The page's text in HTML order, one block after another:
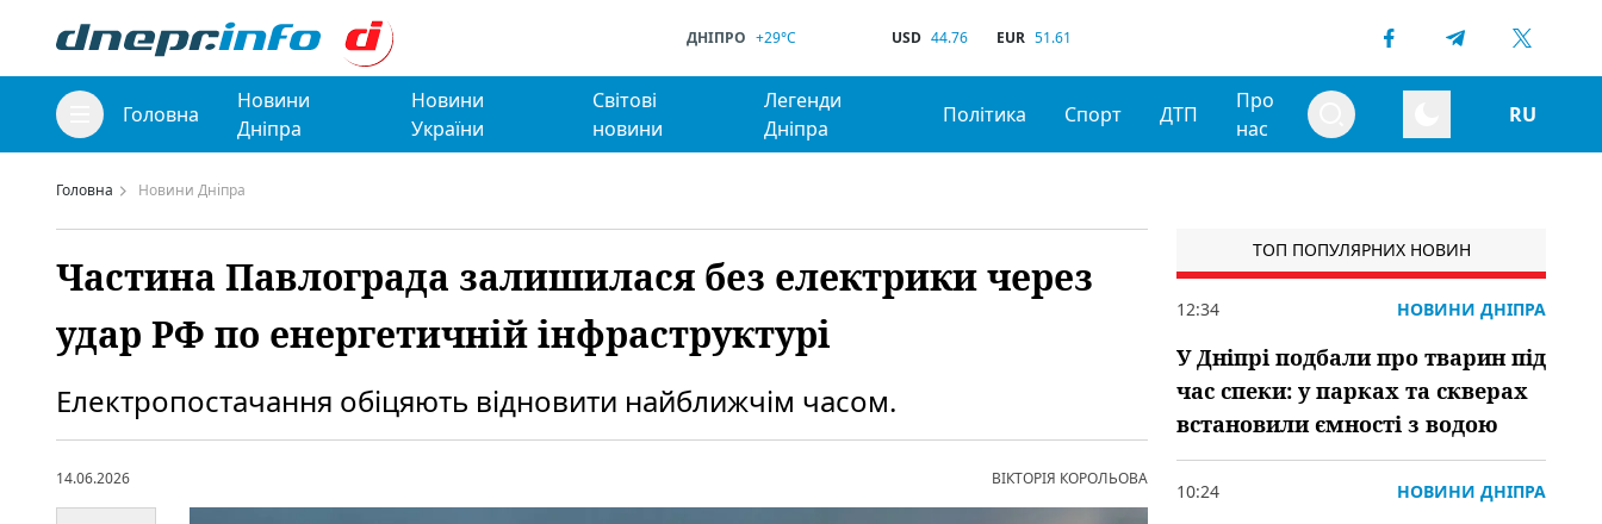
ДНІПРО +29°C USD 44.76 EUR 51.61
Головна
Новини
Дніпра
Новини
України
Світові
новини
Легенди
Дніпра
Політика Спорт ДТП
Про
нас
RU
Головна Новини Дніпра
Частина Павлограда залишилася без електрики через
удар РФ по енергетичній інфраструктурі
Електропостачання обіцяють відновити найближчім часом.
14.06.2026 ВІКТОРІЯ КОРОЛЬОВА
ТОП ПОПУЛЯРНИХ НОВИН
12:34 НОВИНИ ДНІПРА
У Дніпрі подбали про тварин під
час спеки: у парках та скверах
встановили ємності з водою
10:24 НОВИНИ ДНІПРА